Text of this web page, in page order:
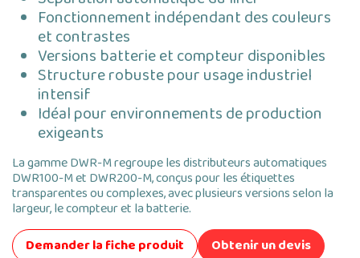
Fonctionnement indépendant des couleurs
et contrastes
Versions batterie et compteur disponibles
Structure robuste pour usage industriel
intensif
Idéal pour environnements de production
exigeants
La gamme DWR-M regroupe les distributeurs automatiques
DWR100-M et DWR200-M, conçus pour les étiquettes
transparentes ou complexes, avec plusieurs versions selon la
largeur, le compteur et la batterie.
Demander la fiche produit
Obtenir un devis